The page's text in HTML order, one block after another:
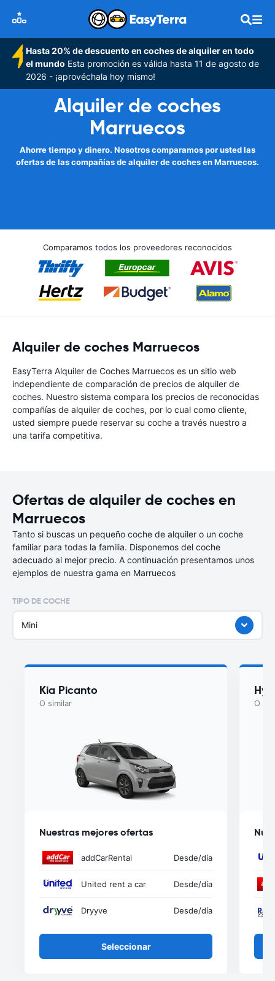
Hasta 20% de descuento en coches de alquiler en todo
el mundo Esta promoción es válida hasta 11 de agosto de
2026 - ¡aprovéchala hoy mismo!
Alquiler de coches
Marruecos
Ahorre tiempo y dinero. Nosotros comparamos por usted las
ofertas de las compañías de alquiler de coches en Marruecos.
Comparamos todos los proveedores reconocidos
Alquiler de coches Marruecos
EasyTerra Alquiler de Coches Marruecos es un sitio web
independiente de comparación de precios de alquiler de
coches. Nuestro sistema compara los precios de reconocidas
compañías de alquiler de coches, por lo cual como cliente,
usted siempre puede reservar su coche a través nuestro a
una tarifa competitiva.
Ofertas de alquiler de coches en
Marruecos
Tanto si buscas un pequeño coche de alquiler o un coche
familiar para todas la familia. Disponemos del coche
adecuado al mejor precio. A continuación presentamos unos
ejemplos de nuestra gama en Marruecos
TIPO DE COCHE
Mini
Kia Picanto
O similar
Nuestras mejores ofertas
addCarRental Desde/día
United rent a car Desde/día
Dryyve Desde/día
Seleccionar
O